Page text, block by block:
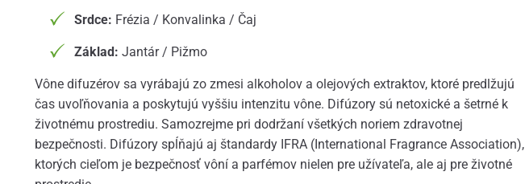
Srdce: Frézia / Konvalinka / Čaj
Základ: Jantár / Pižmo
Vône difuzérov sa vyrábajú zo zmesi alkoholov a olejových extraktov, ktoré predlžujú
čas uvoľňovania a poskytujú vyššiu intenzitu vône. Difúzory sú netoxické a šetrné k
životnému prostrediu. Samozrejme pri dodržaní všetkých noriem zdravotnej
bezpečnosti. Difúzory spĺňajú aj štandardy IFRA (International Fragrance Association),
ktorých cieľom je bezpečnosť vôní a parfémov nielen pre užívateľa, ale aj pre životné